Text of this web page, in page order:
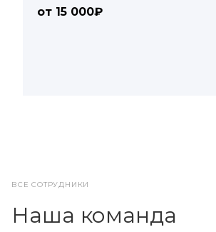
от 15 000₽
ВСЕ СОТРУДНИКИ
Наша команда